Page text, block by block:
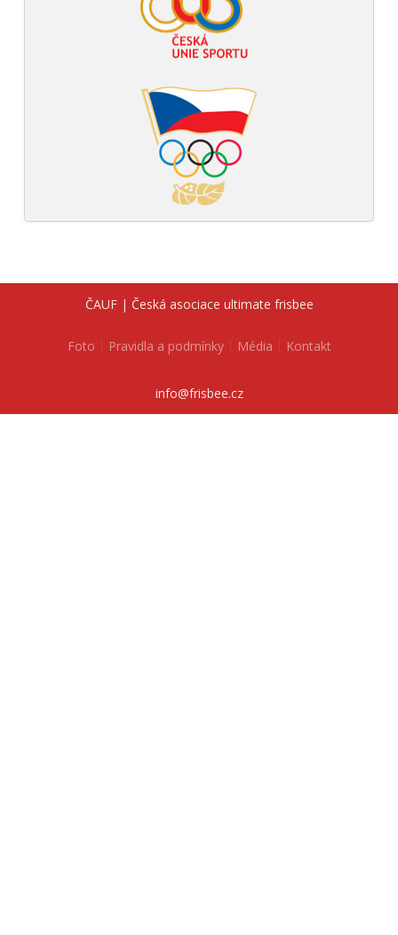
ČAUF | Česká asociace ultimate frisbee
Foto Pravidla a podmínky Média Kontakt
info@frisbee.cz